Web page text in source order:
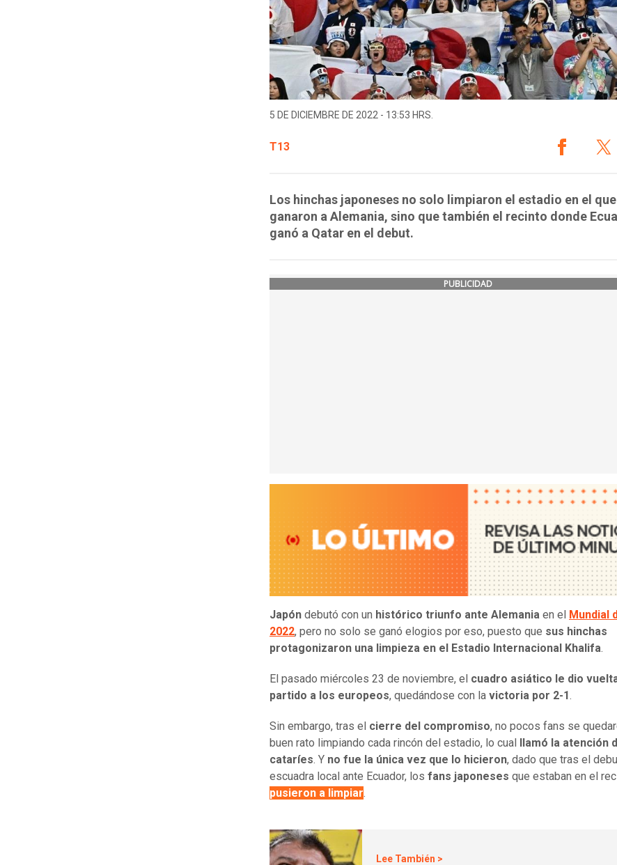
5 DE DICIEMBRE DE 2022 - 13:53 HRS.
T13
Los hinchas japoneses no solo limpiaron el estadio en el
ganaron a Alemania, sino que también el recinto donde
ganó a Qatar en el debut.
PUBLICIDAD
Japón debutó con un histórico triunfo ante Alemania en el
Mundial
2022, pero no solo se ganó elogios por eso, puesto que sus hinchas
protagonizaron una limpieza en el Estadio Internacional Khalifa.
El pasado miércoles 23 de noviembre, el cuadro asiático le dio
partido a los europeos, quedándose con la victoria por 2-1.
Sin embargo, tras el cierre del compromiso, no pocos fans se
buen rato limpiando cada rincón del estadio, lo cual
llamó la atención
cataríes. Y no fue la única vez que lo hicieron, dado que tras el
escuadra local ante Ecuador, los fans japoneses que estaban en el
pusieron a limpiar.
Lee También >